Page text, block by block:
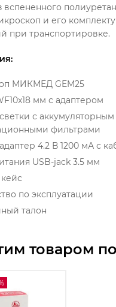
и его
при транспортировке.
МИКМЕД GEM25
мм с адаптером
с
фильтрами
4.2 В 1200 мА с
USB-jack 3.5 мм
по эксплуатации
талон
товаром